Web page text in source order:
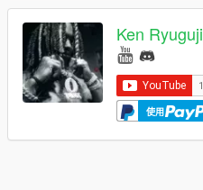
Ken Ryuguji
使用